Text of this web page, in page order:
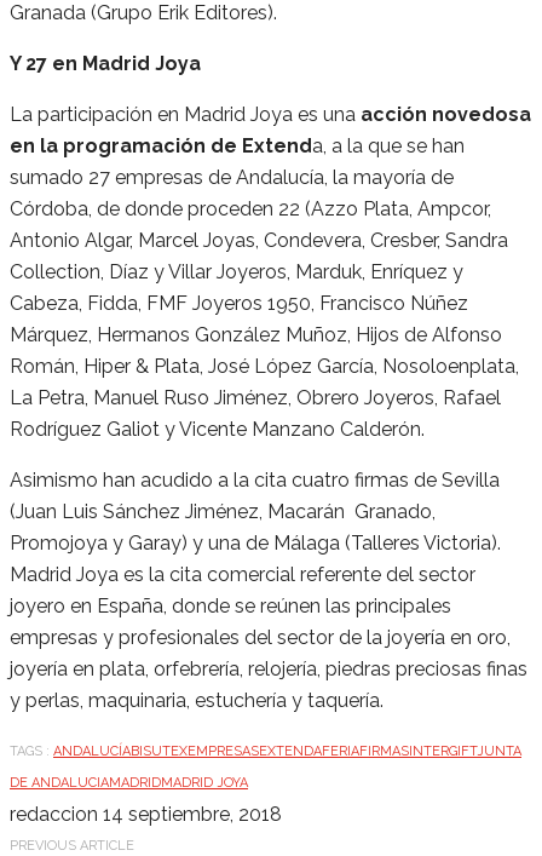
Granada (Grupo Erik Editores).
Y 27 en Madrid Joya
La participación en Madrid Joya es una acción novedosa
en la programación de Extenda, a la que se han
sumado 27 empresas de Andalucía, la mayoría de
Córdoba, de donde proceden 22 (Azzo Plata, Ampcor,
Antonio Algar, Marcel Joyas, Condevera, Cresber, Sandra
Collection, Díaz y Villar Joyeros, Marduk, Enríquez y
Cabeza, Fidda, FMF Joyeros 1950, Francisco Núñez
Márquez, Hermanos González Muñoz, Hijos de Alfonso
Román, Hiper & Plata, José López García, Nosoloenplata,
La Petra, Manuel Ruso Jiménez, Obrero Joyeros, Rafael
Rodríguez Galiot y Vicente Manzano Calderón.
Asimismo han acudido a la cita cuatro firmas de Sevilla
(Juan Luis Sánchez Jiménez, Macarán Granado,
Promojoya y Garay) y una de Málaga (Talleres Victoria).
Madrid Joya es la cita comercial referente del sector
joyero en España, donde se reúnen las principales
empresas y profesionales del sector de la joyería en oro,
joyería en plata, orfebrería, relojería, piedras preciosas finas
y perlas, maquinaria, estuchería y taquería.
TAGS : ANDALUCÍABISUTEXEMPRESASEXTENDAFERIAFIRMAS INTERGIFTJUNTA
DE ANDALUCIAMADRIDMADRID JOYA
redaccion 14 septiembre, 2018
PREVIOUS ARTICLE